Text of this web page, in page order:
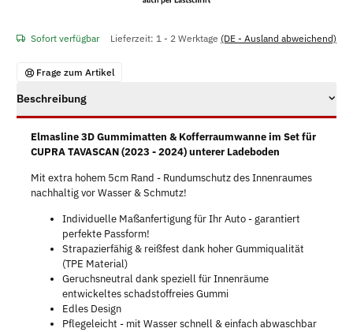
Sofort verfügbar Lieferzeit: 1 - 2 Werktage (DE - Ausland abweichend)
Frage zum Artikel
Beschreibung
Elmasline 3D Gummimatten & Kofferraumwanne im Set für
CUPRA TAVASCAN (2023 - 2024) unterer Ladeboden
Mit extra hohem 5cm Rand - Rundumschutz des Innenraumes
nachhaltig vor Wasser & Schmutz!
Individuelle Maßanfertigung für Ihr Auto - garantiert
perfekte Passform!
Strapazierfähig & reißfest dank hoher Gummiqualität
(TPE Material)
Geruchsneutral dank speziell für Innenräume
entwickeltes schadstoffreies Gummi
Edles Design
Pflegeleicht - mit Wasser schnell & einfach abwaschbar